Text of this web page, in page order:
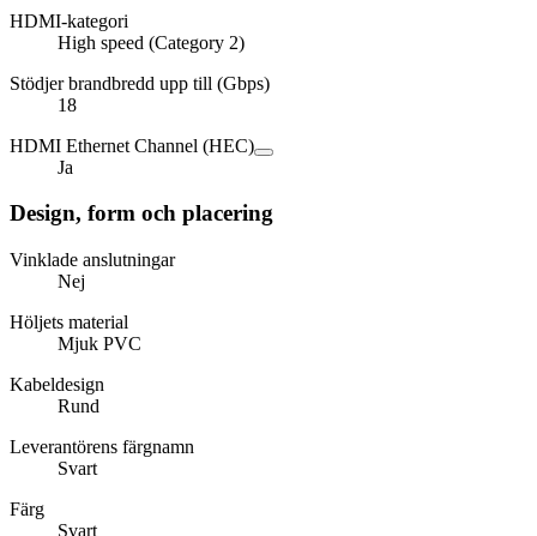
HDMI-kategori
High speed (Category 2)
Stödjer brandbredd upp till (Gbps)
18
HDMI Ethernet Channel (HEC)
Ja
Design, form och placering
Vinklade anslutningar
Nej
Höljets material
Mjuk PVC
Kabeldesign
Rund
Leverantörens färgnamn
Svart
Färg
Svart